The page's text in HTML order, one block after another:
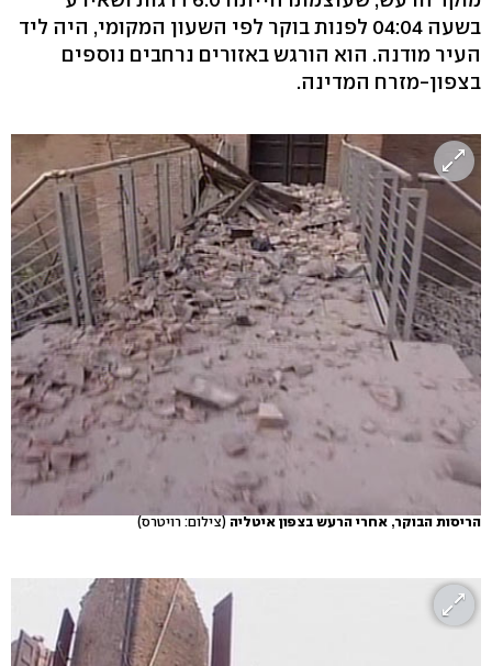
בשעה 04:04 לפנות בוקר לפי השעון המקומי, היה ליד
העיר מודנה. הוא הורגש באזורים נרחבים נוספים
בצפון-מזרח המדינה.
הריסות הבוקר, אחרי הרעש בצפון איטליה (צילום: רויטרס)